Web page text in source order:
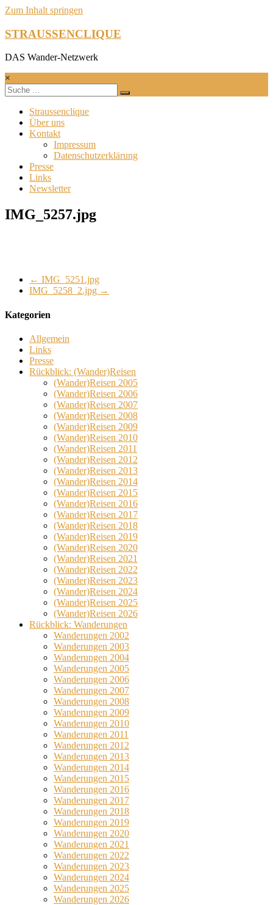
Zum Inhalt springen
STRAUSSENCLIQUE
DAS Wander-Netzwerk
×
Straussenclique
Über uns
Kontakt
Impressum
Datenschutzerklärung
Presse
Links
Newsletter
IMG_5257.jpg
← IMG_5251.jpg
IMG_5258_2.jpg →
Kategorien
Allgemein
Links
Presse
Rückblick: (Wander)Reisen
(Wander)Reisen 2005
(Wander)Reisen 2006
(Wander)Reisen 2007
(Wander)Reisen 2008
(Wander)Reisen 2009
(Wander)Reisen 2010
(Wander)Reisen 2011
(Wander)Reisen 2012
(Wander)Reisen 2013
(Wander)Reisen 2014
(Wander)Reisen 2015
(Wander)Reisen 2016
(Wander)Reisen 2017
(Wander)Reisen 2018
(Wander)Reisen 2019
(Wander)Reisen 2020
(Wander)Reisen 2021
(Wander)Reisen 2022
(Wander)Reisen 2023
(Wander)Reisen 2024
(Wander)Reisen 2025
(Wander)Reisen 2026
Rückblick: Wanderungen
Wanderungen 2002
Wanderungen 2003
Wanderungen 2004
Wanderungen 2005
Wanderungen 2006
Wanderungen 2007
Wanderungen 2008
Wanderungen 2009
Wanderungen 2010
Wanderungen 2011
Wanderungen 2012
Wanderungen 2013
Wanderungen 2014
Wanderungen 2015
Wanderungen 2016
Wanderungen 2017
Wanderungen 2018
Wanderungen 2019
Wanderungen 2020
Wanderungen 2021
Wanderungen 2022
Wanderungen 2023
Wanderungen 2024
Wanderungen 2025
Wanderungen 2026